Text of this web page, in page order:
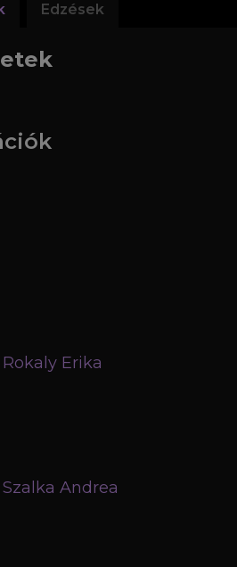
Edzések
Rokaly Erika
Szalka Andrea